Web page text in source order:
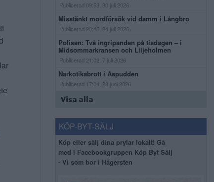
Publicerad 09:53, 30 juli 2026
Misstänkt mordförsök vid damm i Långbro
Publicerad 20:45, 24 juli 2026
Polisen: Två ingripanden på tisdagen – i
Midsommarkransen och Liljeholmen
Publicerad 21:02, 7 juli 2026
Narkotikabrott i Aspudden
Publicerad 17:04, 28 juni 2026
Visa alla
KÖP-BYT-SÄLJ
Köp eller sälj dina prylar lokalt! Gå
med i Facebookgruppen Köp Byt Sälj
- Vi som bor i Hägersten